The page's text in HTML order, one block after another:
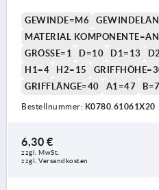
GEWINDE=M6
MATERIAL
GRÖSSE=1
D=10 D1=13
H1=4
H2=15
GRIFFLÄNGE=40
A1=47
Bestellnummer: K0780.61061X20
6,30 €
zzgl. MwSt.
zzgl. Versandkosten